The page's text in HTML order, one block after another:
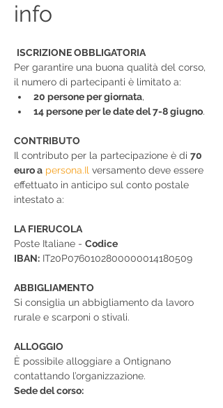
info
ISCRIZIONE OBBLIGATORIA
Per garantire una buona qualità del corso,
il numero di partecipanti è limitato a:
20 persone per giornata,
14 persone per le date del 7-8 giugno.
CONTRIBUTO
Il contributo per la partecipazione è di 70
euro a persona.Il versamento deve essere
effettuato in anticipo sul conto postale
intestato a:
LA FIERUCOLA
Poste Italiane - Codice
IBAN: IT20P0760102800000014180509
ABBIGLIAMENTO
Si consiglia un abbigliamento da lavoro
rurale e scarponi o stivali.
ALLOGGIO
È possibile alloggiare a Ontignano
contattando l’organizzazione.
Sede del corso: